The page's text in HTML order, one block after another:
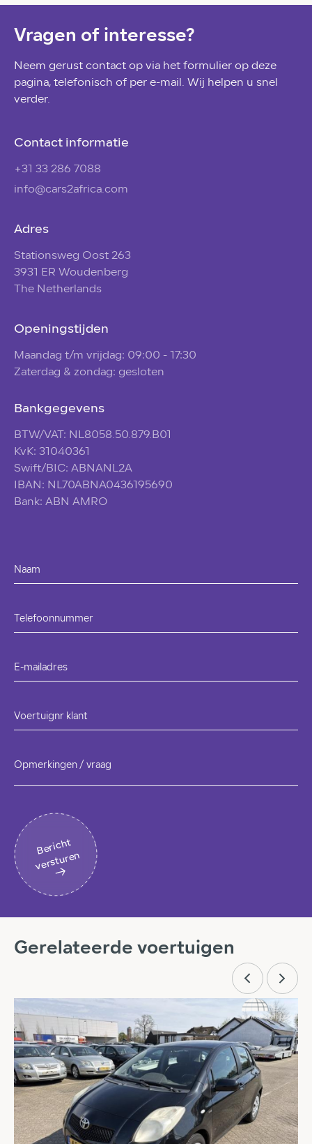
Vragen of interesse?
Neem gerust contact op via het formulier op deze
pagina, telefonisch of per e-mail. Wij helpen u snel
verder.
Contact informatie
+31 33 286 7088
info@cars2africa.com
Adres
Stationsweg Oost 263
3931 ER Woudenberg
The Netherlands
Openingstijden
Maandag t/m vrijdag: 09:00 - 17:30
Zaterdag & zondag: gesloten
Bankgegevens
BTW/VAT: NL8058.50.879.B01
KvK: 31040361
Swift/BIC: ABNANL2A
IBAN: NL70ABNA0436195690
Bank: ABN AMRO
Naam
Telefoonnummer
E-mailadres
Voertuignr klant
Opmerkingen / vraag
B
eri
c
ht
v
erst
ur
en
Gerelateerde voertuigen